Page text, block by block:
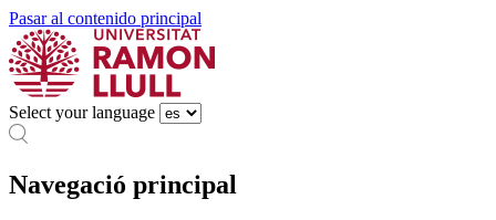
Pasar al contenido principal
Select your language
Navegació principal